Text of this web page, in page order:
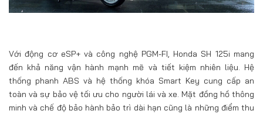
Với động cơ eSP+ và công nghệ PGM-FI, Honda SH 125i mang
đến khả năng vận hành mạnh mẽ và tiết kiệm nhiên liệu. Hệ
thống phanh ABS và hệ thống khóa Smart Key cung cấp an
toàn và sự bảo vệ tối ưu cho người lái và xe. Mặt đồng hồ thông
minh và chế độ bảo hành bảo trì dài hạn cũng là những điểm thu